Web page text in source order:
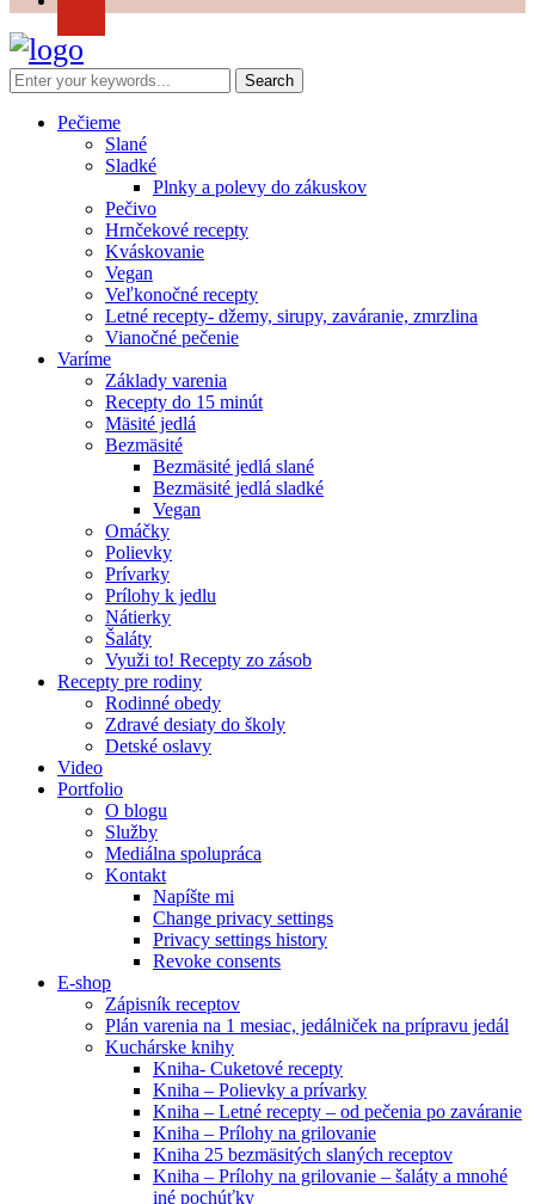
Pečieme
Slané
Sladké
Plnky a polevy do zákuskov
Pečivo
Hrnčekové recepty
Kváskovanie
Vegan
Veľkonočné recepty
Letné recepty- džemy, sirupy, zaváranie, zmrzlina
Vianočné pečenie
Varíme
Základy varenia
Recepty do 15 minút
Mäsité jedlá
Bezmäsité
Bezmäsité jedlá slané
Bezmäsité jedlá sladké
Vegan
Omáčky
Polievky
Prívarky
Prílohy k jedlu
Nátierky
Šaláty
Využi to! Recepty zo zásob
Recepty pre rodiny
Rodinné obedy
Zdravé desiaty do školy
Detské oslavy
Video
Portfolio
O blogu
Služby
Mediálna spolupráca
Kontakt
Napíšte mi
Change privacy settings
Privacy settings history
Revoke consents
E-shop
Zápisník receptov
Plán varenia na 1 mesiac, jedálniček na prípravu jedál
Kuchárske knihy
Kniha- Cuketové recepty
Kniha – Polievky a prívarky
Kniha – Letné recepty – od pečenia po zaváranie
Kniha – Prílohy na grilovanie
Kniha 25 bezmäsitých slaných receptov
Kniha – Prílohy na grilovanie – šaláty a mnohé
iné pochúťky